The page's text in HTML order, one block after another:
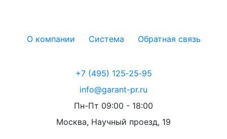
О компании Система Обратная связь
+7 (495) 125‑25‑95
info@garant-pr.ru
Пн-Пт 09:00 - 18:00
Москва, Научный проезд, 19